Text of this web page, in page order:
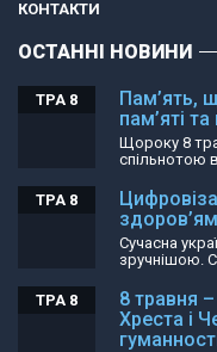
КОНТАКТИ
ОСТАННІ НОВИНИ
Пам’ять,
пам’яті
ТРА 8
Щороку 8
спільнотою
ТРА 8
Сучасна
зручнішою.
8 травня
Хреста і
ТРА 8